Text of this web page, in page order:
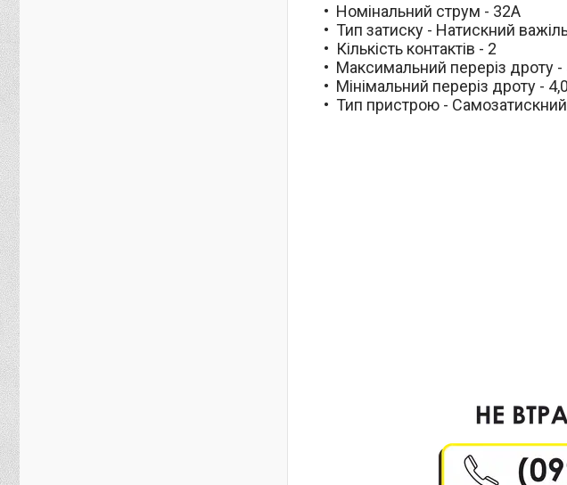
Номінальний струм - 32А
Тип затиску - Натискний
Кількість контактів - 2
Максимальний переріз дроту
Мінімальний переріз дроту -
Тип пристрою - Самозатискний